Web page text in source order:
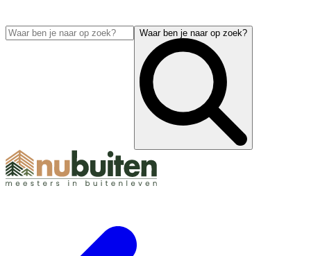
Waar ben je naar op zoek?